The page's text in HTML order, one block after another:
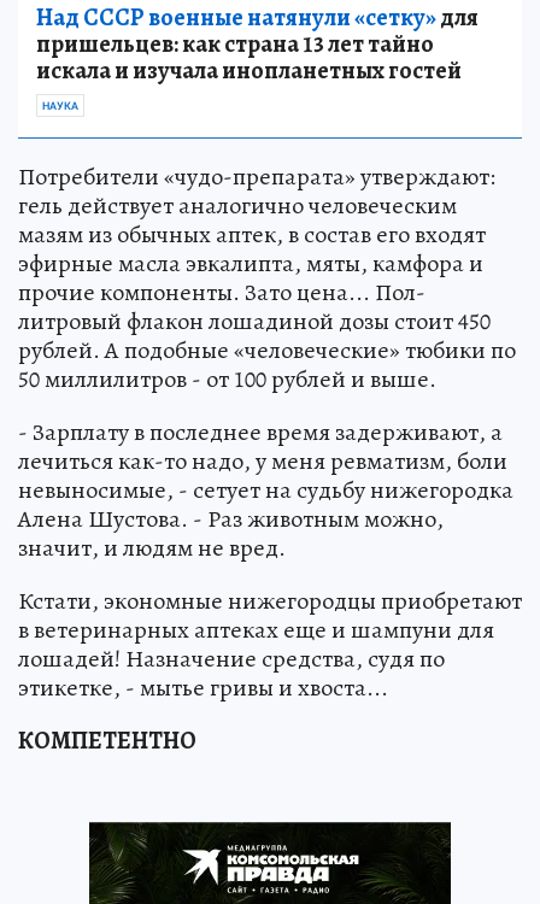
Над СССР военные натянули «сетку»для
пришельцев: как страна 13 лет тайно
искала и изучала инопланетных гостей
НАУКА
Потребители «чудо-препарата» утверждают:
гель действует аналогично человеческим
мазям из обычных аптек, в состав его входят
эфирные масла эвкалипта, мяты, камфора и
прочие компоненты. Зато цена... Пол-
литровый флакон лошадиной дозы стоит 450
рублей. А подобные «человеческие» тюбики по
50 миллилитров - от 100 рублей и выше.
- Зарплату в последнее время задерживают, а
лечиться как-то надо, у меня ревматизм, боли
невыносимые, - сетует на судьбу нижегородка
Алена Шустова. - Раз животным можно,
значит, и людям не вред.
Кстати, экономные нижегородцы приобретают
в ветеринарных аптеках еще и шампуни для
лошадей! Назначение средства, судя по
этикетке, - мытье гривы и хвоста...
КОМПЕТЕНТНО